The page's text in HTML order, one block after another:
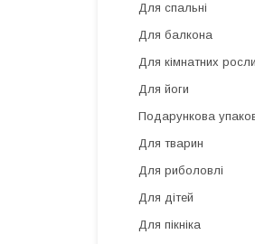
Для спальні
Для балкона
Для кімнатних
Для йоги
Подарункова
Для тварин
Для риболовлі
Для дітей
Для пікніка